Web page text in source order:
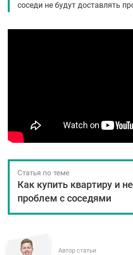
соседи не будут доставлять
Статья по теме
Как купить квартиру и
проблем с соседями
Автор статьи